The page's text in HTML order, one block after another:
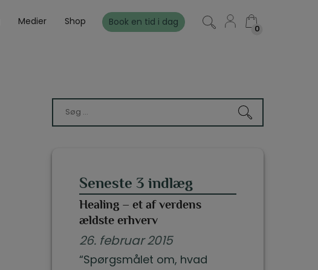
Medier Shop Book en tid i dag
0
0
Seneste 3 indlæg
Healing – et af verdens
ældste erhverv
26. februar 2015
“Spørgsmålet om, hvad